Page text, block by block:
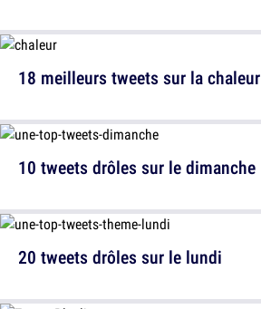
18 meilleurs tweets sur la chaleur
20 tweets drôles sur le lundi
10 tweets drôles sur le dimanche